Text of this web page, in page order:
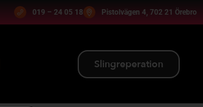
019 – 24 05 18 Pistolvägen 4, 702 21 Örebro
Slingreperation